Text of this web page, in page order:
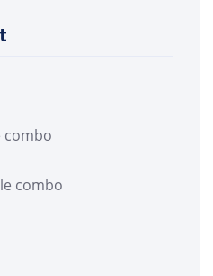
combo
combo